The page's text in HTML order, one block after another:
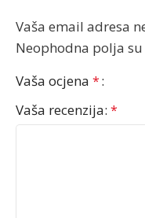
Vaša email adresa
Neophodna polja su
Vaša ocjena *
Vaša recenzija: *